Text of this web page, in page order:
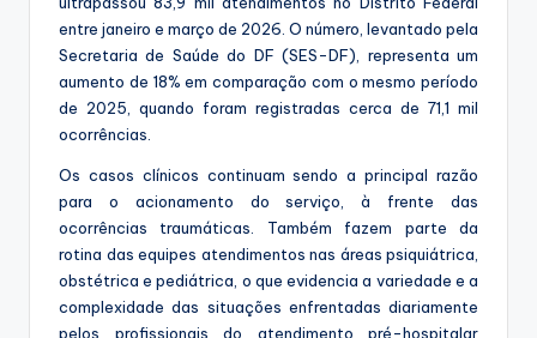
entre janeiro e março de 2026. O número, levantado pela
Secretaria de Saúde do DF (SES-DF), representa um
aumento de 18% em comparação com o mesmo período
de 2025, quando foram registradas cerca de 71,1 mil
ocorrências.
Os casos clínicos continuam sendo a principal razão
para o acionamento do serviço, à frente das
ocorrências traumáticas. Também fazem parte da
rotina das equipes atendimentos nas áreas psiquiátrica,
obstétrica e pediátrica, o que evidencia a variedade e a
complexidade das situações enfrentadas diariamente
pelos profissionais do atendimento pré-hospitalar